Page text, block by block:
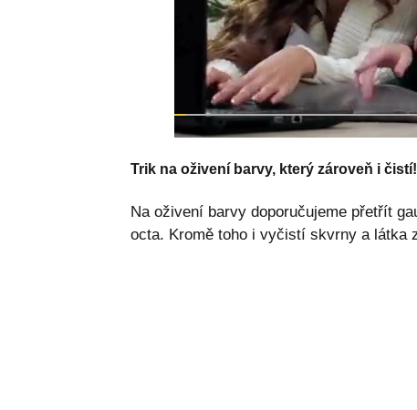
Trik na oživení barvy, který zároveň i čistí!
Na oživení barvy doporučujeme přetřít
octa. Kromě toho i vyčistí skvrny a látka